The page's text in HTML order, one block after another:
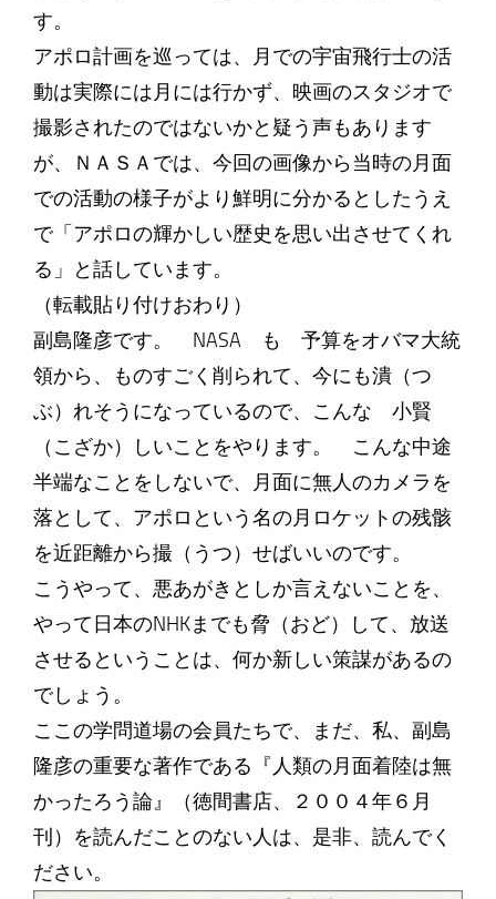
す。
アポロ計画を巡っては、月での宇宙飛行士の活
動は実際には月には行かず、映画のスタジオで
撮影されたのではないかと疑う声もあります
が、ＮＡＳＡでは、今回の画像から当時の月面
での活動の様子がより鮮明に分かるとしたうえ
で「アポロの輝かしい歴史を思い出させてくれ
る」と話しています。
（転載貼り付けおわり）
副島隆彦です。 NASA も 予算をオバマ大統
領から、ものすごく削られて、今にも潰（つ
ぶ）れそうになっているので、こんな 小賢
（こざか）しいことをやります。 こんな中途
半端なことをしないで、月面に無人のカメラを
落として、アポロという名の月ロケットの残骸
を近距離から撮（うつ）せばいいのです。
こうやって、悪あがきとしか言えないことを、
やって日本のNHKまでも脅（おど）して、放送
させるということは、何か新しい策謀があるの
でしょう。
ここの学問道場の会員たちで、まだ、私、副島
隆彦の重要な著作である『人類の月面着陸は無
かったろう論』（徳間書店、２００４年６月
刊）を読んだことのない人は、是非、読んでく
ださい。